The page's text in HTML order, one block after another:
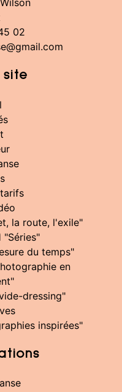
02
la route, l'exile"
"Séries"
du temps"
en
dressing"
inspirées"